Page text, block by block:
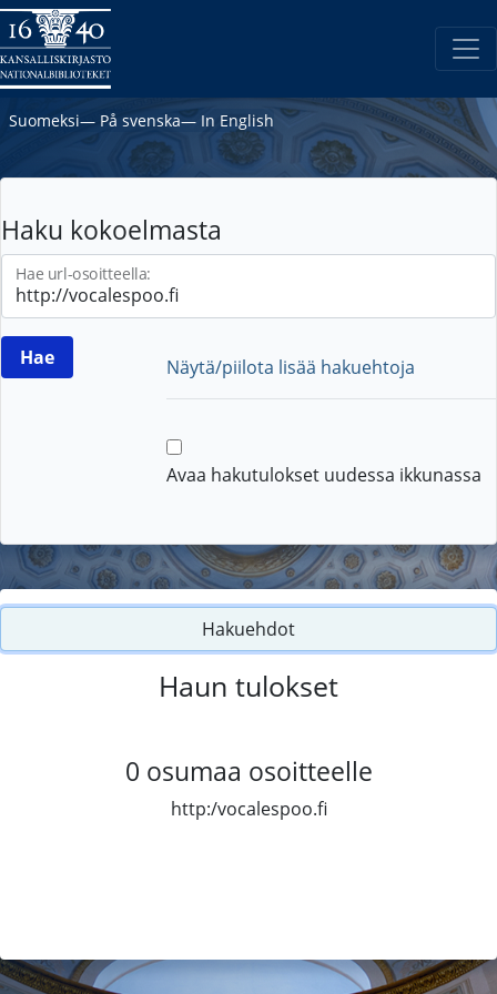
Suomeksi― På svenska― In English
Haku kokoelmasta
Hae url-osoitteella:
Näytä/piilota lisää hakuehtoja
Avaa hakutulokset uudessa ikkunassa
Hakuehdot
Haun tulokset
0 osumaa osoitteelle
http:/vocalespoo.fi